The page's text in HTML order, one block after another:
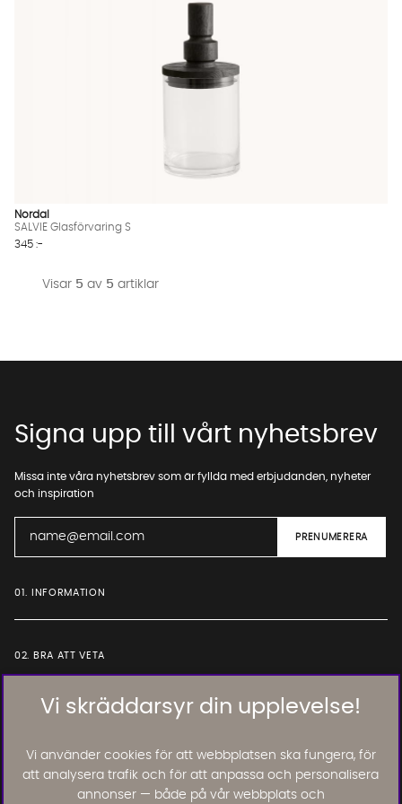
Nordal
SALVIE Glasförvaring S
345 :-
Visar 5 av 5 artiklar
Vi skräddarsyr din upplevelse!
Vi använder cookies för att webbplatsen ska fungera, för
att analysera trafik och för att anpassa och personalisera
annonser — både på vår webbplats och
Signa upp till vårt nyhetsbrev
Missa inte våra nyhetsbrev som är fyllda med erbjudanden, nyheter
och inspiration
01. INFORMATION
02. BRA ATT VETA
Läs och lämna kundomdömen: